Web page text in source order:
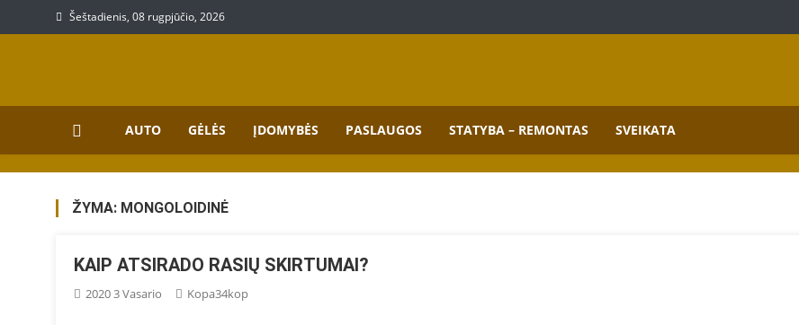
to
Šeštadienis, 08 rugpjūčio, 2026
AUTO GĖLĖS ĮDOMYBĖS PASLAUGOS STATYBA – REMONTAS SVEIKATA
ŽYMA: MONGOLOIDINĖ
KAIP ATSIRADO RASIŲ SKIRTUMAI?
2020 3 Vasario Kopa34kop